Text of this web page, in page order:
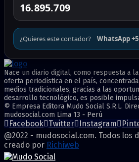
16.895.709
¿Quieres este contador? WhatsApp
Nace un diario digital, como respuesta a
oferta periodística en el país,
medios tradicionales, gracias a las
desarrollo tecnológico, es posible
© Empresa Editora Mudo Social S.R.L.
mudosocial.com Lima 13 - Perú
Facebook Twitter Instagram
@2022 - mudosocial.com. Todos los
creado por Richiweb